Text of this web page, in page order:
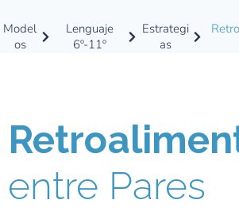
Model
os
Lenguaje
6º-11º
Estrategi
as
entre Pares